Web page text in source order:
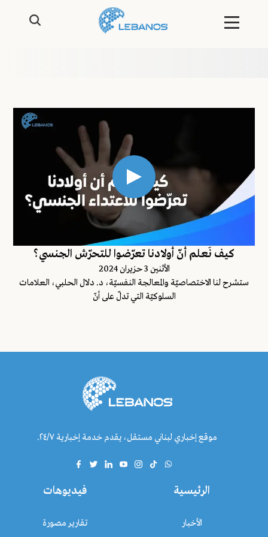
كيف نَعلم أنّ أولادنا تعرّضوا للتحرّش الجنسي؟
اﻷثنين 3 حزيران 2024
ستشرح لنا الاختصاصيّة والمعالجة النفسيّة، د. دلال الحلبي، العلامات
السلوكيّة التي تدلّ على أنّ
موقع إخباري لبناني مستقل، يقدم خدمة إخبارية ٢٤/٧.
الرئيسية
الأخبار
فيديوهات
تقارير مصورة